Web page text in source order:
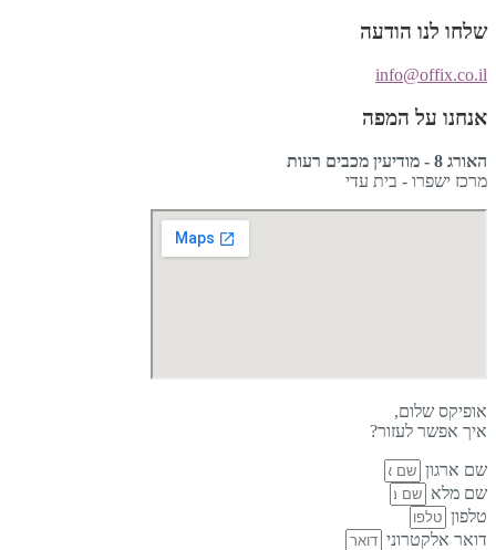
שלחו לנו הודעה
info@offix.co.il
אנחנו על המפה
האורג 8 - מודיעין מכבים רעות
מרכז ישפרו - בית עדי
אופיקס שלום,
איך אפשר לעזור?
שם ארגון
שם מלא
טלפון
דואר אלקטרוני